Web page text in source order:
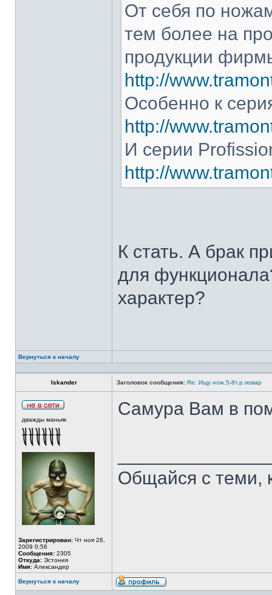
От себя по
тем более на
продукции
http://
Особенно к
http://
И серии
http://
К стать. А брак
для
характер?
Вернуться к началу
Iskander Заголовок сообщения: Re: Ищу нож.5-8т.р.повар
дважды маньяк
Зарегистрирован: Чт ноя 26,
2009 0:56
Сообщения: 2305
Откуда: Эстония
Имя: Александер
Самура Вам в
Общайся с теми,
Вернуться к началу